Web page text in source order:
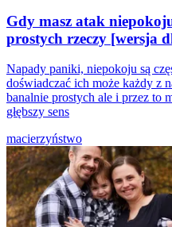
Gdy masz atak
prostych rzeczy [wersja
Napady paniki, niepokoju są
doświadczać ich może każdy z
banalnie prostych ale i przez to
głębszy sens
macierzyństwo